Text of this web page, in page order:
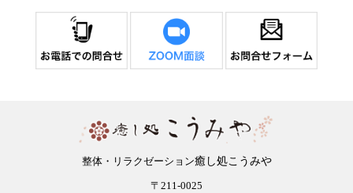
整体・リラクゼーション癒し処こうみや
〒211-0025